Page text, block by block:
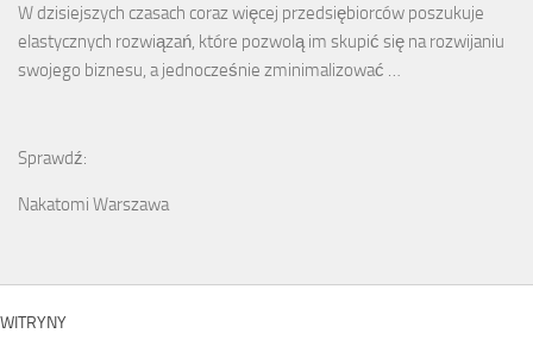
W dzisiejszych czasach coraz więcej przedsiębiorców poszukuje
elastycznych rozwiązań, które pozwolą im skupić się na rozwijaniu
swojego biznesu, a jednocześnie zminimalizować …
Sprawdź:
Nakatomi Warszawa
WITRYNY